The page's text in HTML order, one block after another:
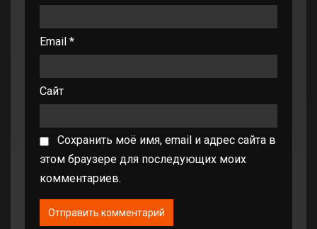
Email *
Сайт
Сохранить моё имя, email и адрес сайта в
этом браузере для последующих моих
комментариев.